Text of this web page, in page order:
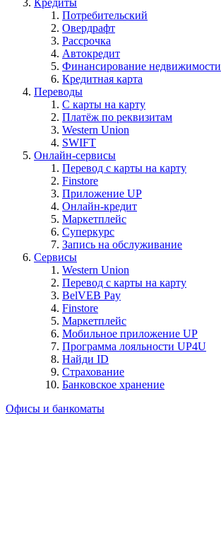
Кредиты
Потребительский
Овердрафт
Рассрочка
Автокредит
Финансирование недвижимости
Кредитная карта
Переводы
С карты на карту
Платёж по реквизитам
Western Union
SWIFT
Онлайн-сервисы
Перевод с карты на карту
Finstore
Приложение UP
Онлайн-кредит
Маркетплейс
Суперкурс
Запись на обслуживание
Сервисы
Western Union
Перевод с карты на карту
BelVEB Pay
Finstore
Маркетплейс
Мобильное приложение UP
Программа лояльности UP4U
Найди ID
Страхование
Банковское хранение
Офисы и банкоматы